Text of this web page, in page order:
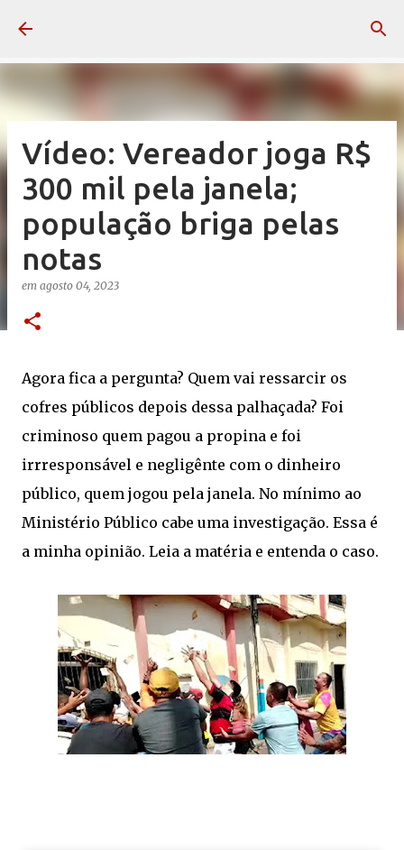
Vídeo: Vereador joga R$
300 mil pela janela;
população briga pelas
notas
em agosto 04, 2023
Agora fica a pergunta? Quem vai ressarcir os
cofres públicos depois dessa palhaçada? Foi
criminoso quem pagou a propina e foi
irrresponsável e negligênte com o dinheiro
público, quem jogou pela janela. No mínimo ao
Ministério Público cabe uma investigação. Essa é
a minha opinião. Leia a matéria e entenda o caso.